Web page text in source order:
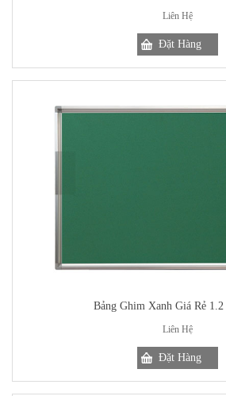
Liên Hệ
Bảng Ghim Xanh Giá Rẻ
Liên Hệ